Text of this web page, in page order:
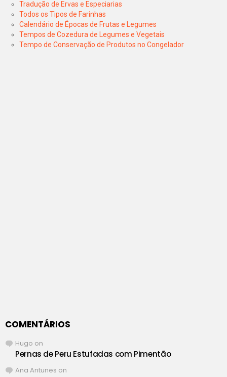
Tradução de Ervas e Especiarias
Todos os Tipos de Farinhas
Calendário de Épocas de Frutas e Legumes
Tempos de Cozedura de Legumes e Vegetais
Tempo de Conservação de Produtos no Congelador
COMENTÁRIOS
Hugo on
Pernas de Peru Estufadas com Pimentão
Ana Antunes on